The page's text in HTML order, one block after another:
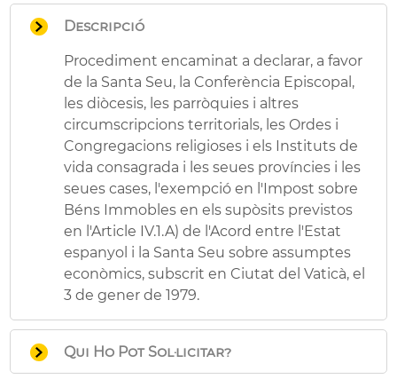
Descripció
Procediment encaminat a declarar, a favor
de la Santa Seu, la Conferència Episcopal,
les diòcesis, les parròquies i altres
circumscripcions territorials, les Ordes i
Congregacions religioses i els Instituts de
vida consagrada i les seues províncies i les
seues cases, l'exempció en l'Impost sobre
Béns Immobles en els supòsits previstos
en l'Article IV.1.A) de l'Acord entre l'Estat
espanyol i la Santa Seu sobre assumptes
econòmics, subscrit en Ciutat del Vaticà, el
3 de gener de 1979.
Qui Ho Pot Sol·licitar?